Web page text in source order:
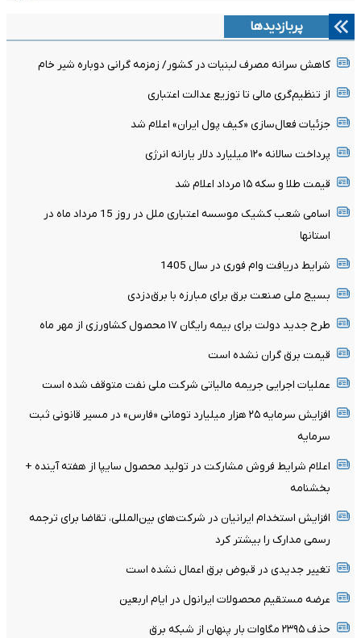
پربازدیدها
کاهش سرانه مصرف لبنیات در کشور/ زمزمه گرانی دوباره شیر خام
از تنظیم‌گری مالی تا توزیع عدالت اعتباری
جزئیات فعال‌سازی «کیف پول ایران» اعلام شد
پرداخت سالانه ۱۲۰ میلیارد دلار یارانه انرژی
قیمت طلا و سکه ۱۵ مرداد اعلام شد
اسامی شعب کشیک موسسه اعتباری ملل در روز 15 مرداد ماه در
استانها
شرایط دریافت وام فوری در سال 1405
بسیج ملی صنعت برق برای مبارزه با برق‌دزدی
طرح جدید دولت برای بیمه رایگان ۱۷ محصول کشاورزی از مهر ماه
قیمت برق گران نشده است
عملیات اجرایی جریمه مالیاتی شرکت ملی نفت متوقف شده است
افزایش سرمایه ۲۵ هزار میلیارد تومانی «فارس» در مسیر قانونی ثبت
سرمایه
اعلام شرایط فروش مشارکت در تولید محصول سایپا از هفته آینده +
بخشنامه
افزایش استخدام ایرانیان در شرکت‌های بین‌المللی، تقاضا برای ترجمه
رسمی مدارک را بیشتر کرد
تغییر جدیدی در قبوض برق اعمال نشده است
عرضه مستقیم محصولات ایرانول در ایام اربعین
حذف ۲۳۹۵ مگاوات بار پنهان از شبکه برق